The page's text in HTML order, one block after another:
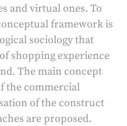
and virtual ones. To
framework is
sociology that
shopping experience
The main concept
the commercial
of the construct
are proposed.